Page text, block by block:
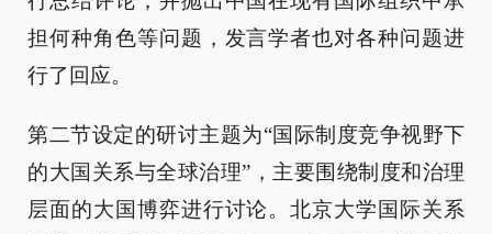
担何种角色等问题，发言学者也对各种问题进
行了回应。
第二节设定的研讨主题为“国际制度竞争视野下
的大国关系与全球治理”，主要围绕制度和治理
层面的大国博弈进行讨论。北京大学国际关系